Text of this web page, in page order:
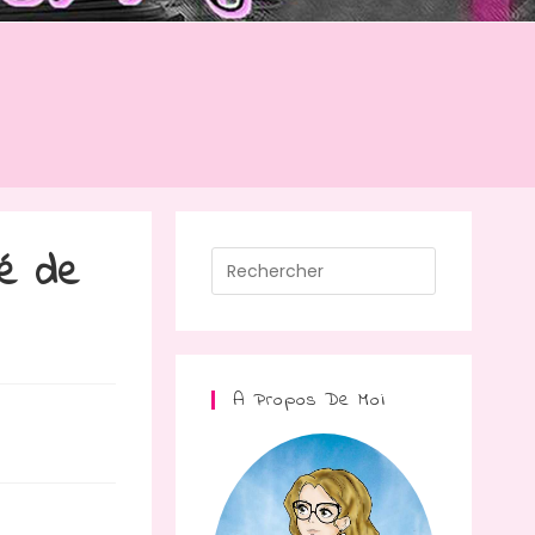
de
A Propos De Moi